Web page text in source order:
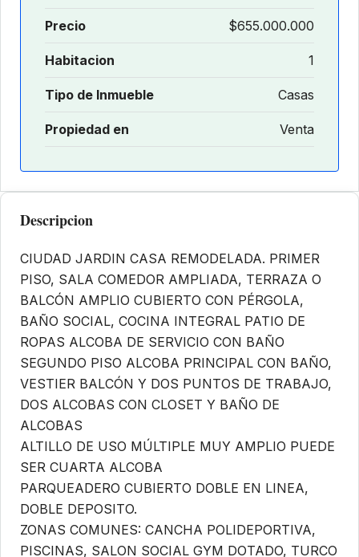
Precio $655.000.000
Habitacion 1
Tipo de Inmueble Casas
Propiedad en Venta
Descripcion
CIUDAD JARDIN CASA REMODELADA. PRIMER
PISO, SALA COMEDOR AMPLIADA, TERRAZA O
BALCÓN AMPLIO CUBIERTO CON PÉRGOLA,
BAÑO SOCIAL, COCINA INTEGRAL PATIO DE
ROPAS ALCOBA DE SERVICIO CON BAÑO
SEGUNDO PISO ALCOBA PRINCIPAL CON BAÑO,
VESTIER BALCÓN Y DOS PUNTOS DE TRABAJO,
DOS ALCOBAS CON CLOSET Y BAÑO DE
ALCOBAS
ALTILLO DE USO MÚLTIPLE MUY AMPLIO PUEDE
SER CUARTA ALCOBA
PARQUEADERO CUBIERTO DOBLE EN LINEA,
DOBLE DEPOSITO.
ZONAS COMUNES: CANCHA POLIDEPORTIVA,
PISCINAS, SALON SOCIAL GYM DOTADO, TURCO